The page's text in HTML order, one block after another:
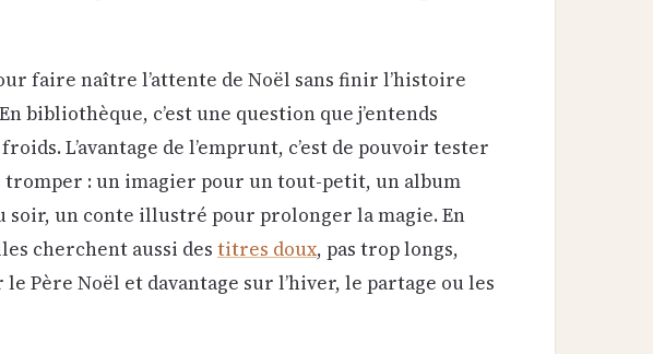
faire naître l’attente de Noël sans finir l’histoire
bibliothèque, c’est une question que j’entends
L’avantage de l’emprunt, c’est de pouvoir tester
tromper : un imagier pour un tout-petit, un album
un conte illustré pour prolonger la magie. En
cherchent aussi des titres doux, pas trop longs,
Père Noël et davantage sur l’hiver, le partage ou les